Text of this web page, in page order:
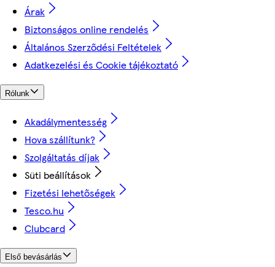
Árak
Biztonságos online rendelés
Általános Szerződési Feltételek
Adatkezelési és Cookie tájékoztató
Rólunk
Akadálymentesség
Hova szállítunk?
Szolgáltatás díjak
Süti beállítások
Fizetési lehetőségek
Tesco.hu
Clubcard
Első bevásárlás